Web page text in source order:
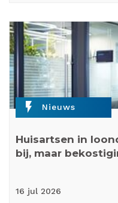
flash_on Nieuws
Huisartsen in
bij, maar
16 jul 2026